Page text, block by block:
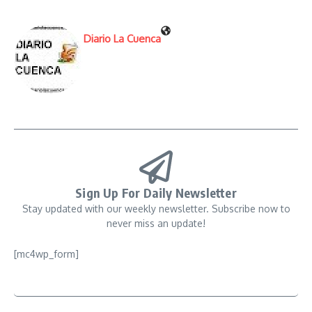
Diario La Cuenca
Sign Up For Daily Newsletter
Stay updated with our weekly newsletter. Subscribe now to
never miss an update!
[mc4wp_form]